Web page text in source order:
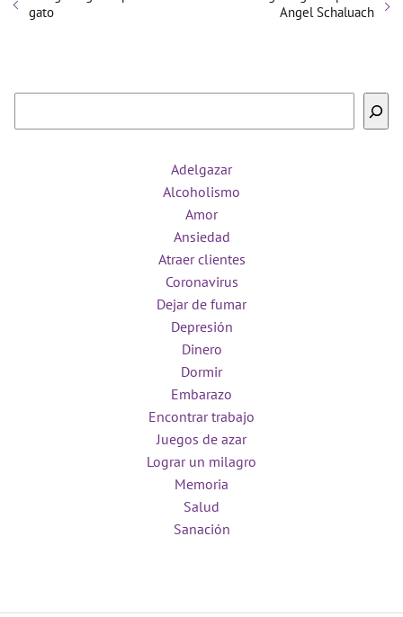
gato
Angel Schaluach
Adelgazar
Alcoholismo
Amor
Ansiedad
Atraer clientes
Coronavirus
Dejar de fumar
Depresión
Dinero
Dormir
Embarazo
Encontrar trabajo
Juegos de azar
Lograr un milagro
Memoria
Salud
Sanación